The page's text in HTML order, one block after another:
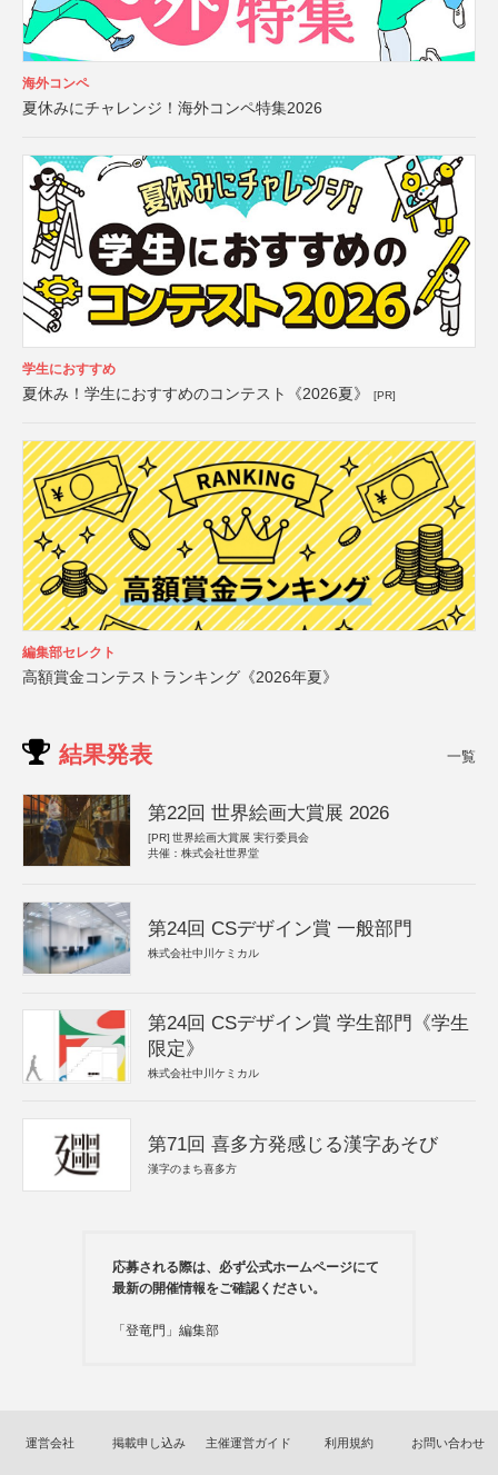
海外コンペ
夏休みにチャレンジ！海外コンペ特集2026
学生におすすめ
夏休み！学生におすすめのコンテスト《2026夏》 [PR]
編集部セレクト
高額賞金コンテストランキング《2026年夏》
結果発表 一覧
第22回 世界絵画大賞展 2026
[PR] 世界絵画大賞展 実行委員会
共催：株式会社世界堂
第24回 CSデザイン賞 一般部門
株式会社中川ケミカル
第24回 CSデザイン賞 学生部門《学生
限定》
株式会社中川ケミカル
第71回 喜多方発感じる漢字あそび
漢字のまち喜多方
応募される際は、必ず公式ホームページにて
最新の開催情報をご確認ください。
「登竜門」編集部
運営会社 掲載申し込み 主催運営ガイド 利用規約 お問い合わせ